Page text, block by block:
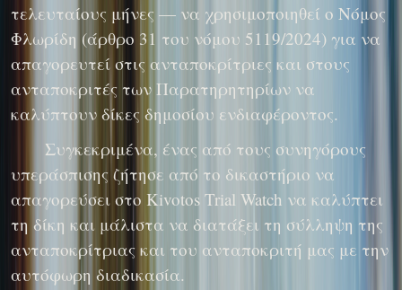
τελευταίους μήνες — να χρησιμοποιηθεί ο Νόμος
Φλωρίδη (άρθρο 31 του νόμου 5119/2024) για να
απαγορευτεί στις ανταποκρίτριες και στους
ανταποκριτές των Παρατηρητηρίων να
καλύπτουν δίκες δημοσίου ενδιαφέροντος.
Συγκεκριμένα, ένας από τους συνηγόρους
υπεράσπισης ζήτησε από το δικαστήριο να
απαγορεύσει στο Kivotos Trial Watch να καλύπτει
τη δίκη και μάλιστα να διατάξει τη σύλληψη της
ανταποκρίτριας και του ανταποκριτή μας με την
αυτόφωρη διαδικασία.